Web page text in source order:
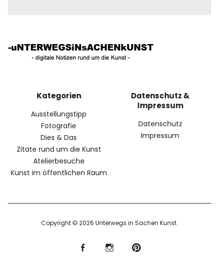
Kategorien
Ausstellungstipp
Fotografie
Dies & Das
Zitate rund um die Kunst
Atelierbesuche
Kunst im öffentlichen Raum
Datenschutz &
Impressum
Datenschutz
Impressum
Copyright © 2026 Unterwegs in Sachen Kunst